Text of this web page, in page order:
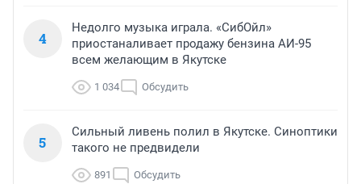
4
Недолго музыка играла. «СибОйл»
приостаналивает продажу бензина АИ-95
всем желающим в Якутске
1 034 Обсудить
5
Сильный ливень полил в Якутске. Синоптики
такого не предвидели
891 Обсудить